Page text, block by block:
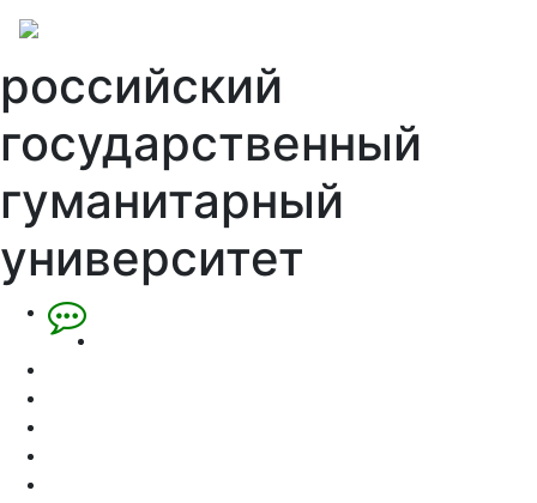
российский
государственный
гуманитарный
университет